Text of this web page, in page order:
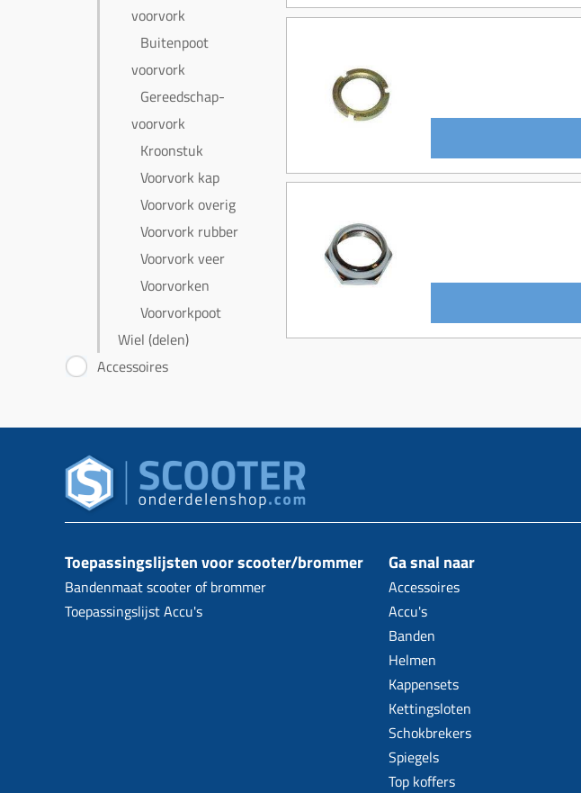
voorvork
Buitenpoot
voorvork
Gereedschap-
voorvork
Kroonstuk
Voorvork kap
Voorvork overig
Voorvork rubber
Voorvork veer
Voorvorken
Voorvorkpoot
Wiel (delen)
Accessoires
Toepassingslijsten voor scooter/brommer
Bandenmaat scooter of brommer
Toepassingslijst Accu's
Ga snal naar
Accessoires
Accu's
Banden
Helmen
Kappensets
Kettingsloten
Schokbrekers
Spiegels
Top koffers